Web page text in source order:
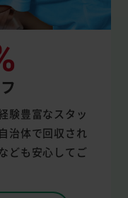
験豊富なスタッ
治体で回収され
ども安心してご